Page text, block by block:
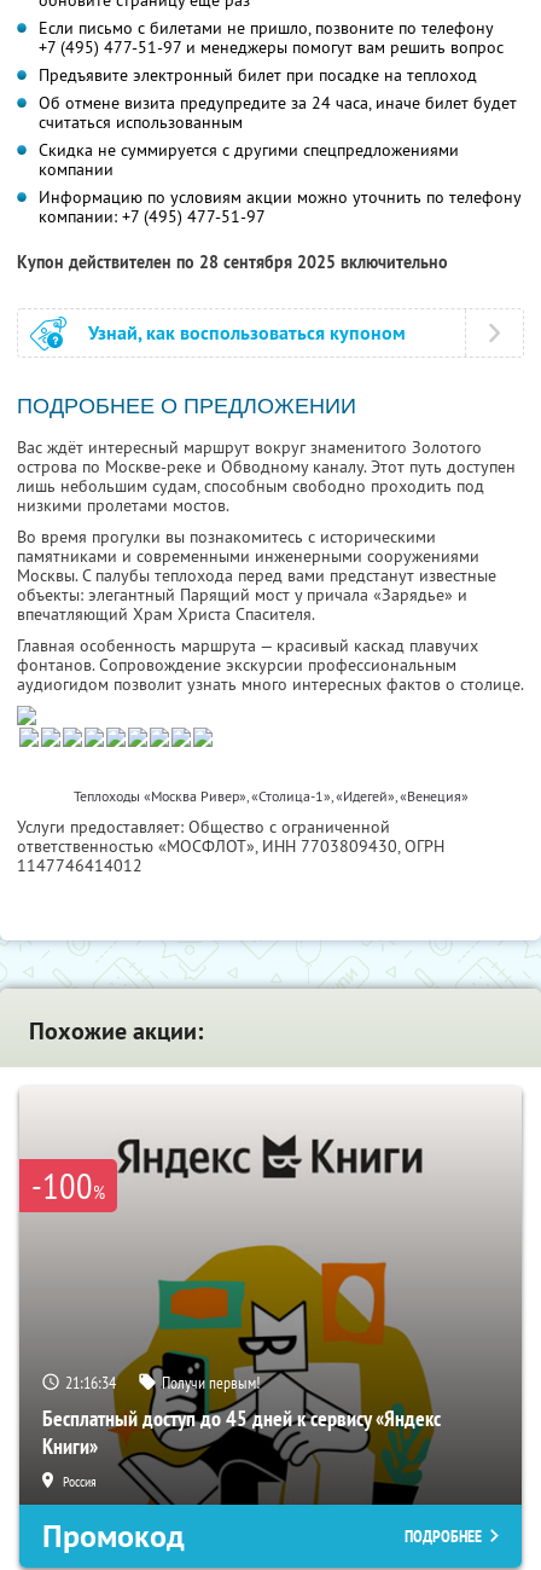
Если письмо с билетами не пришло, позвоните по телефону
+7 (495) 477-51-97 и менеджеры помогут вам решить вопрос
Предъявите электронный билет при посадке на теплоход
Об отмене визита предупредите за 24 часа, иначе билет будет
считаться использованным
Скидка не суммируется с другими спецпредложениями
компании
Информацию по условиям акции можно уточнить по телефону
компании: +7 (495) 477-51-97
Купон действителен по 28 сентября 2025 включительно
Узнай, как воспользоваться купоном
ПОДРОБНЕЕ О ПРЕДЛОЖЕНИИ
Вас ждёт интересный маршрут вокруг знаменитого Золотого
острова по Москве-реке и Обводному каналу. Этот путь доступен
лишь небольшим судам, способным свободно проходить под
низкими пролетами мостов.
Во время прогулки вы познакомитесь с историческими
памятниками и современными инженерными сооружениями
Москвы. С палубы теплохода перед вами предстанут известные
объекты: элегантный Парящий мост у причала «Зарядье» и
впечатляющий Храм Христа Спасителя.
Главная особенность маршрута — красивый каскад плавучих
фонтанов. Сопровождение экскурсии профессиональным
аудиогидом позволит узнать много интересных фактов о столице.
Теплоходы «Москва Ривер», «Столица-1», «Идегей», «Венеция»
Услуги предоставляет: Общество с ограниченной
ответственностью «МОСФЛОТ», ИНН 7703809430, ОГРН
1147746414012
Похожие акции:
-100%
21:16:33 Получи первым!
Бесплатный доступ до 45 дней к сервису «Яндекс
Книги»
Россия
Промокод ПОДРОБНЕЕ